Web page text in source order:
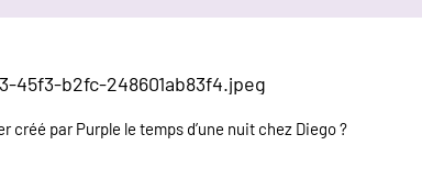
par Purple le temps d’une nuit chez Diego ?